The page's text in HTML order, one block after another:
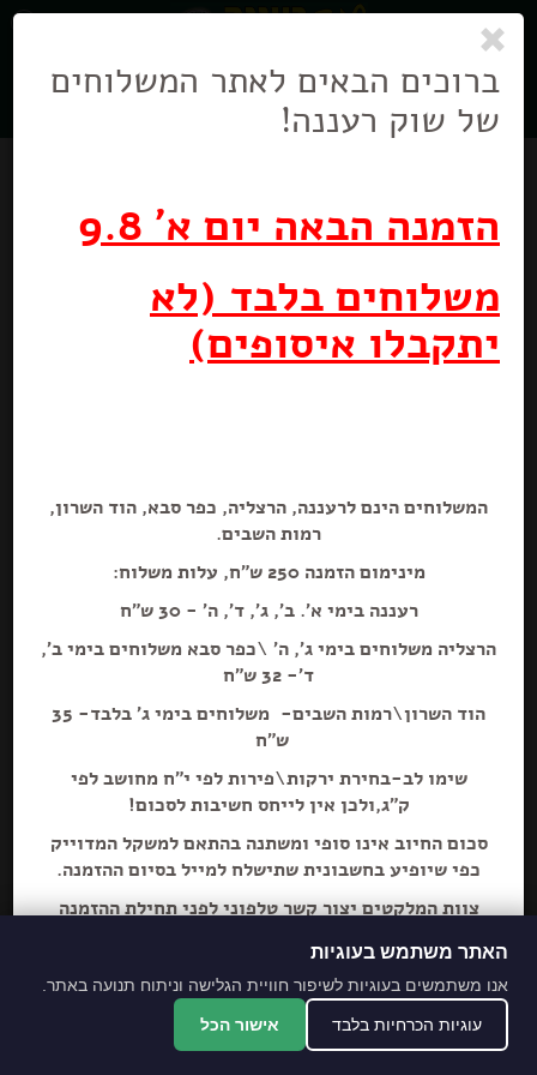
ניווט
בניווט
הוספה+
ברוכים הבאים לאתר המשלוחים
של שוק רעננה!
הזמנה הבאה יום א' 9.8
משלוחים בלבד (לא
יתקבלו איסופים)
המשלוחים הינם לרעננה, הרצליה, כפר סבא, הוד השרון,
רמות השבים.
מינימום הזמנה 250 ש"ח, עלות משלוח:
רעננה בימי א'. ב', ג', ד', ה' - 30 ש"ח
הרצליה משלוחים בימי ג', ה' \כפר סבא משלוחים בימי ב',
ד'- 32 ש"ח
הוד השרון\רמות השבים- משלוחים בימי ג' בלבד- 35
ש"ח
שימו לב-בחירת ירקות\פירות לפי י"ח מחושב לפי
ק"ג,ולכן אין לייחס חשיבות לסכום!
סכום החיוב אינו סופי ומשתנה בהתאם למשקל המדוייק
כפי שיופיע בחשבונית שתישלח למייל בסיום ההזמנה.
צוות המלקטים יצור קשר טלפוני לפני תחילת ההזמנה
מתחייבים לסחורה הכי
מובחרת!
*האתר והמקום עם נגישות מלאה לנכים.
האתר משתמש בעוגיות
אנו משתמשים בעוגיות לשיפור חוויית הגלישה וניתוח תנועה באתר.
עוגיות הכרחיות בלבד אישור הכל